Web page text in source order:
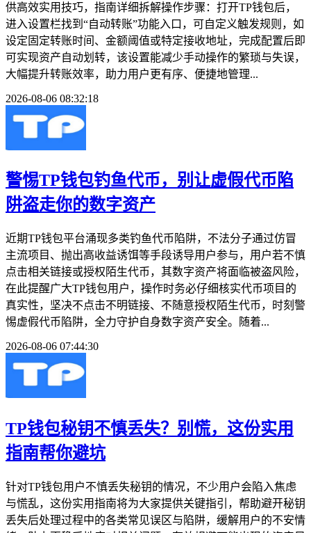
供高效实用技巧，指南详细拆解操作步骤：打开TP钱包后，
进入设置栏找到“自动转账”功能入口，可自定义触发规则，如
设定固定转账时间、金额阈值或特定接收地址，完成配置后即
可实现资产自动划转，该设置能减少手动操作的繁琐与失误，
大幅提升转账效率，助力用户更有序、便捷地管理...
2026-08-06 08:32:18
警惕TP钱包钓鱼代币，别让虚假代币陷
阱盗走你的数字资产
近期TP钱包平台涌现多类钓鱼代币陷阱，不法分子通过仿冒
主流项目、抛出高收益诱饵等手段诱导用户参与，用户若不慎
点击相关链接或授权陌生代币，其数字资产将面临被盗风险，
在此提醒广大TP钱包用户，操作时务必仔细核实代币项目的
真实性，坚决不点击不明链接、不随意授权陌生代币，时刻警
惕虚假代币陷阱，全力守护自身数字资产安全。随着...
2026-08-06 07:44:30
TP钱包秘钥不慎丢失？别慌，这份实用
指南帮你避坑
针对TP钱包用户不慎丢失秘钥的情况，不少用户会陷入焦虑
与慌乱，这份实用指南将为大家提供关键指引，帮助避开秘钥
丢失后处理过程中的各类常见误区与陷阱，缓解用户的不安情